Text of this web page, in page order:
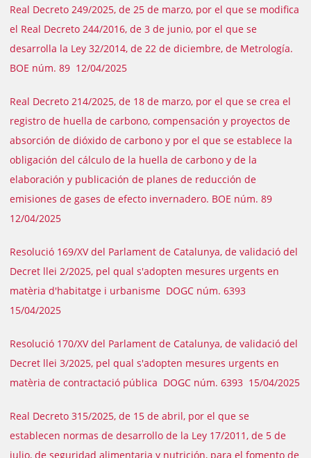
Real Decreto 249/2025, de 25 de marzo, por el que se modifica
el Real Decreto 244/2016, de 3 de junio, por el que se
desarrolla la Ley 32/2014, de 22 de diciembre, de Metrología.
BOE núm. 89 12/04/2025
Real Decreto 214/2025, de 18 de marzo, por el que se crea el
registro de huella de carbono, compensación y proyectos de
absorción de dióxido de carbono y por el que se establece la
obligación del cálculo de la huella de carbono y de la
elaboración y publicación de planes de reducción de
emisiones de gases de efecto invernadero. BOE núm. 89
12/04/2025
Resolució 169/XV del Parlament de Catalunya, de validació del
Decret llei 2/2025, pel qual s'adopten mesures urgents en
matèria d'habitatge i urbanisme DOGC núm. 6393
15/04/2025
Resolució 170/XV del Parlament de Catalunya, de validació del
Decret llei 3/2025, pel qual s'adopten mesures urgents en
matèria de contractació pública DOGC núm. 6393 15/04/2025
Real Decreto 315/2025, de 15 de abril, por el que se
establecen normas de desarrollo de la Ley 17/2011, de 5 de
julio, de seguridad alimentaria y nutrición, para el fomento de